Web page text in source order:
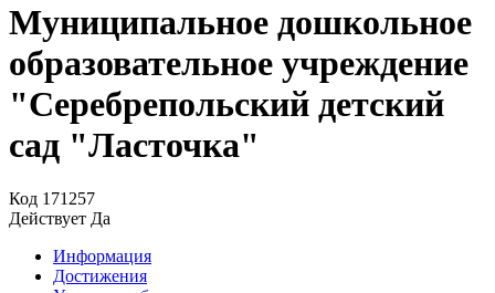
Муниципальное дошкольное
образовательное учреждение
"Серебрепольский детский
сад "Ласточка"
Код 171257
Действует Да
Информация
Достижения